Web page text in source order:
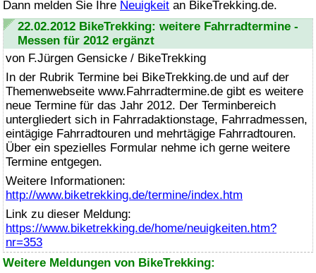
Dann melden Sie Ihre Neuigkeit an BikeTrekking.de.
22.02.2012 BikeTrekking: weitere Fahrradtermine -
Messen für 2012 ergänzt
von F.Jürgen Gensicke / BikeTrekking
In der Rubrik Termine bei BikeTrekking.de und auf der
Themenwebseite www.Fahrradtermine.de gibt es weitere
neue Termine für das Jahr 2012. Der Terminbereich
untergliedert sich in Fahrradaktionstage, Fahrradmessen,
eintägige Fahrradtouren und mehrtägige Fahrradtouren.
Über ein spezielles Formular nehme ich gerne weitere
Termine entgegen.
Weitere Informationen:
http://www.biketrekking.de/termine/index.htm
Link zu dieser Meldung:
https://www.biketrekking.de/home/neuigkeiten.htm?
nr=353
Weitere Meldungen von BikeTrekking: